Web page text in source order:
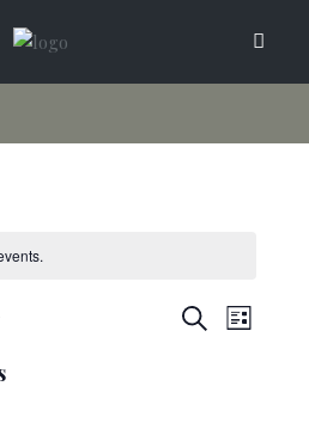
View
SearchView
List